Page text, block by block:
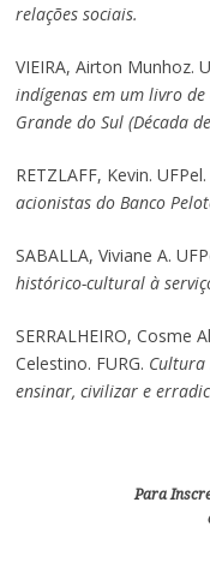
relações sociais.
VIEIRA, Airton Munhoz.
indígenas em um livro
Grande do Sul (Década
RETZLAFF, Kevin. UFPel.
acionistas do Banco
SABALLA, Viviane A.
histórico-cultural à
SERRALHEIRO, Cosme
Celestino. FURG.
ensinar, civilizar e
Para